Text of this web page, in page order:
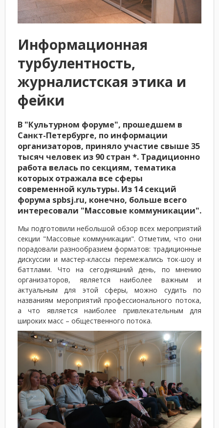
Информационная
турбулентность,
журналистская этика и
фейки
В "Культурном форуме", прошедшем в
Санкт-Петербурге, по информации
организаторов, приняло участие свыше 35
тысяч человек из 90 стран *. Традиционно
работа велась по секциям, тематика
которых отражала все сферы
современной культуры. Из 14 секций
форума spbsj.ru, конечно, больше всего
интересовали "Массовые коммуникации".
Мы подготовили небольшой обзор всех мероприятий
секции "Массовые коммуникации". Отметим, что они
порадовали разнообразием форматов: традиционные
дискуссии и мастер-классы перемежались ток-шоу и
баттлами. Что на сегодняшний день, по мнению
организаторов, является наиболее важным и
актуальным для этой сферы, можно судить по
названиям мероприятий профессионального потока,
а что является наиболее привлекательным для
широких масс – общественного потока.